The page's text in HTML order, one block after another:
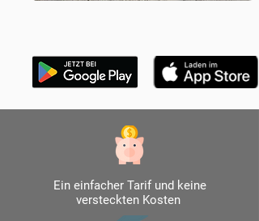
Ein einfacher Tarif und keine
versteckten Kosten